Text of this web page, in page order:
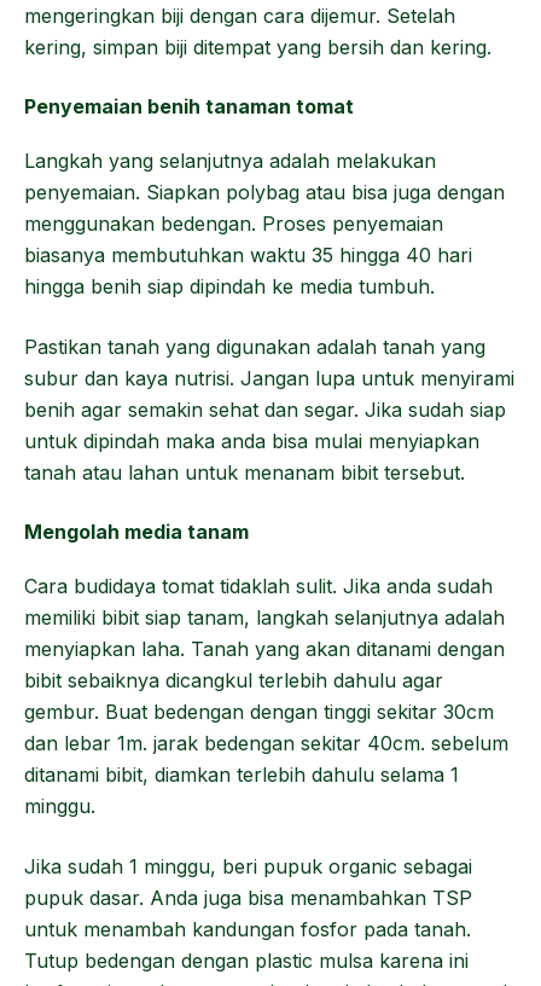
mengeringkan biji dengan cara dijemur. Setelah
kering, simpan biji ditempat yang bersih dan kering.
Penyemaian benih tanaman tomat
Langkah yang selanjutnya adalah melakukan
penyemaian. Siapkan polybag atau bisa juga dengan
menggunakan bedengan. Proses penyemaian
biasanya membutuhkan waktu 35 hingga 40 hari
hingga benih siap dipindah ke media tumbuh.
Pastikan tanah yang digunakan adalah tanah yang
subur dan kaya nutrisi. Jangan lupa untuk menyirami
benih agar semakin sehat dan segar. Jika sudah siap
untuk dipindah maka anda bisa mulai menyiapkan
tanah atau lahan untuk menanam bibit tersebut.
Mengolah media tanam
Cara budidaya tomat tidaklah sulit. Jika anda sudah
memiliki bibit siap tanam, langkah selanjutnya adalah
menyiapkan laha. Tanah yang akan ditanami dengan
bibit sebaiknya dicangkul terlebih dahulu agar
gembur. Buat bedengan dengan tinggi sekitar 30cm
dan lebar 1m. jarak bedengan sekitar 40cm. sebelum
ditanami bibit, diamkan terlebih dahulu selama 1
minggu.
Jika sudah 1 minggu, beri pupuk organic sebagai
pupuk dasar. Anda juga bisa menambahkan TSP
untuk menambah kandungan fosfor pada tanah.
Tutup bedengan dengan plastic mulsa karena ini